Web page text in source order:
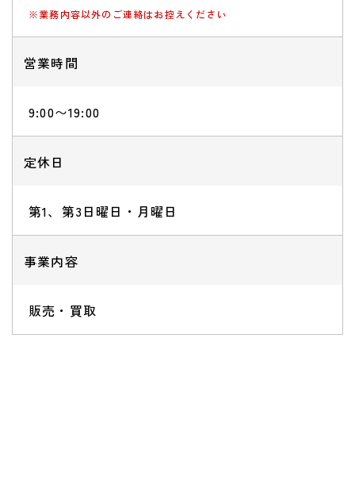
※業務内容以外のご連絡はお控えください
営業時間
9:00〜19:00
定休日
第1、第3日曜日・月曜日
事業内容
販売・買取